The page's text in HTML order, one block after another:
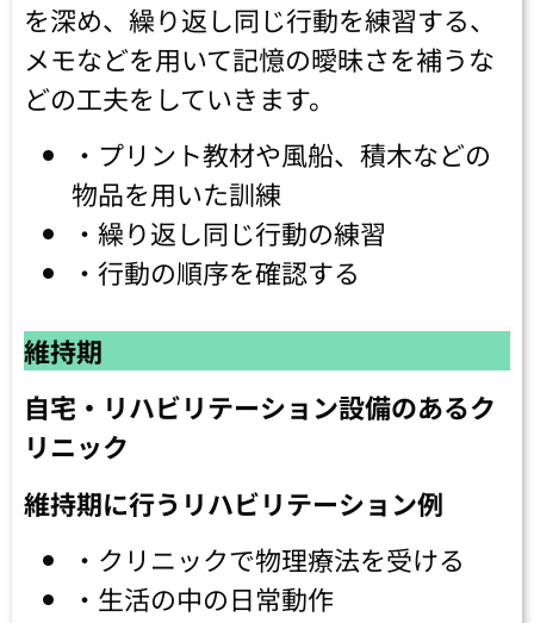
を深め、繰り返し同じ行動を練習する、
メモなどを用いて記憶の曖昧さを補うな
どの工夫をしていきます。
・プリント教材や風船、積木などの
物品を用いた訓練
・繰り返し同じ行動の練習
・行動の順序を確認する
維持期
自宅・リハビリテーション設備のあるク
リニック
維持期に行うリハビリテーション例
・クリニックで物理療法を受ける
・生活の中の日常動作